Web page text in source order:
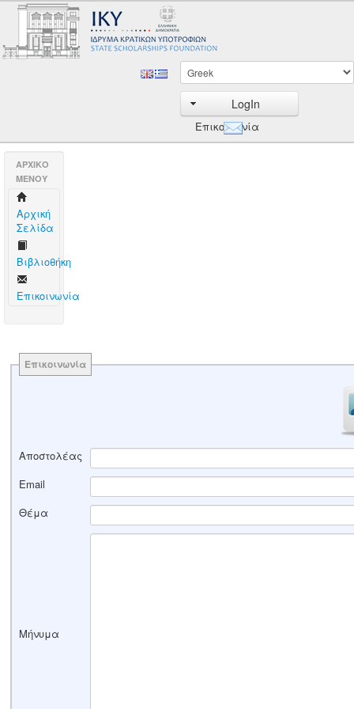
LogIn
Επικοινωνία
AΡΧΙΚΟ
ΜΕΝΟΥ
Aρχική
Σελίδα
Βιβλιοθήκη
Επικοινωνία
Επικοινωνία
Αποστολέας
Email
Θέμα
Μήνυμα